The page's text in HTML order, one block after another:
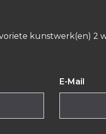
kunstwerk(en) 2
E-Mail